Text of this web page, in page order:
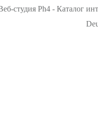
студия Ph4 - Каталог